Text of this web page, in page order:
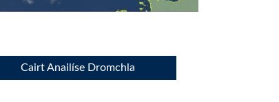
Cairt Anailíse Dromchla